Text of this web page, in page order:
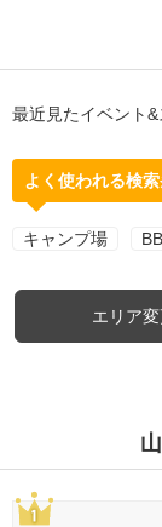
最近見たイベント&
よく使われる検
キャンプ場
エリア変